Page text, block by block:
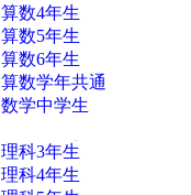
算数4年生
算数5年生
算数6年生
算数学年共通
数学中学生
理科3年生
理科4年生